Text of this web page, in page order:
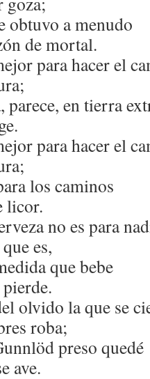
obtuvo a menudo
de mortal.
para hacer el
en tierra
para hacer el
los caminos
licor.
no es para
es,
que bebe
olvido la que se
roba;
preso quedé
ave.